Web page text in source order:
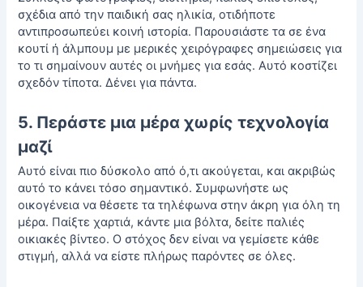
σχέδια από την παιδική σας ηλικία, οτιδήποτε
αντιπροσωπεύει κοινή ιστορία. Παρουσιάστε τα σε ένα
κουτί ή άλμπουμ με μερικές χειρόγραφες σημειώσεις για
το τι σημαίνουν αυτές οι μνήμες για εσάς. Αυτό κοστίζει
σχεδόν τίποτα. Δένει για πάντα.
5. Περάστε μια μέρα χωρίς τεχνολογία
μαζί
Αυτό είναι πιο δύσκολο από ό,τι ακούγεται, και ακριβώς
αυτό το κάνει τόσο σημαντικό. Συμφωνήστε ως
οικογένεια να θέσετε τα τηλέφωνα στην άκρη για όλη τη
μέρα. Παίξτε χαρτιά, κάντε μια βόλτα, δείτε παλιές
οικιακές βίντεο. Ο στόχος δεν είναι να γεμίσετε κάθε
στιγμή, αλλά να είστε πλήρως παρόντες σε όλες.